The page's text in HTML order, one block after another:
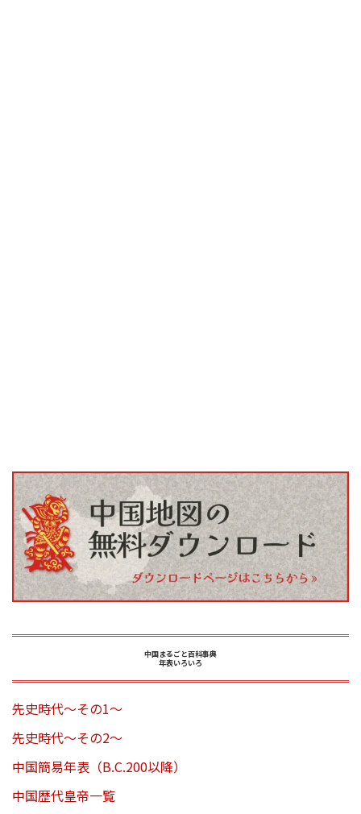
中国まるごと百科事典
年表いろいろ
先史時代～その1～
先史時代～その2～
中国簡易年表（B.C.200以降）
中国歴代皇帝一覧